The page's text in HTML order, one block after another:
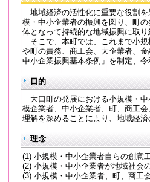
地域経済の活性化に重要な役割を
模・中小企業者の振興を図り、町
体となって持続的な地域振興に取り
そこで、本町では、これまで小規
や町の責務、商工会、大企業者、
中小企業振興基本条例」を制定、
目的
大口町の発展における小規模・中
模企業者、中小企業者、町、商工
理解を深めることにより、地域経
理念
(1) 小規模・中小企業者自らの創意
(2) 小規模・中小企業者が地域社会
(3) 小規模・中小企業者、町、商工